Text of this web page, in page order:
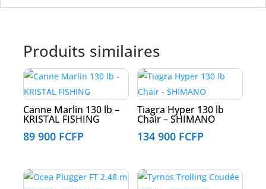
Produits similaires
Canne Marlin 130 lb –
KRISTAL FISHING
89 900 FCFP
Tiagra Hyper 130 lb
Chair – SHIMANO
134 900 FCFP